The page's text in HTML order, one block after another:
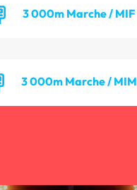
3 000m Marche / MIF
3 000m Marche / MIM